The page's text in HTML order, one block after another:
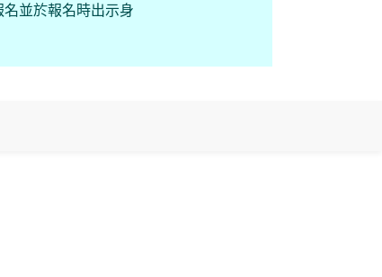
並於報名時出示身